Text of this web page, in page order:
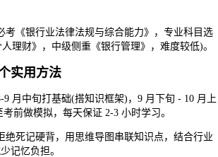
考《银行业法律法规与综合能力》，专业科目选
理财》，中级侧重《银行管理》，难度较低)。
实用方法
9 月中旬打基础(搭知识框架)，9 月下旬 - 10 月上
前做模拟，每天保证 2-3 小时学习。
绝死记硬背，用思维导图串联知识点，结合行业
记忆负担。